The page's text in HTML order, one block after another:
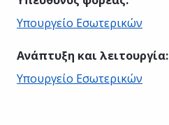
Υπουργείο Εσωτερικών
Ανάπτυξη και λειτουργία:
Υπουργείο Εσωτερικών